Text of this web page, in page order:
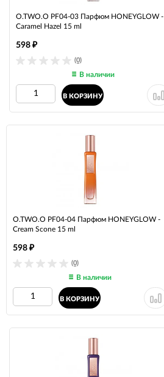
O.TWO.O PF04-03 Парфюм HONEYGLOW -
Caramel Hazel 15 ml
(0)
598 ₽
В наличии
В КОРЗИНУ
O.TWO.O PF04-04 Парфюм HONEYGLOW -
Cream Scone 15 ml
(0)
598 ₽
В наличии
В КОРЗИНУ